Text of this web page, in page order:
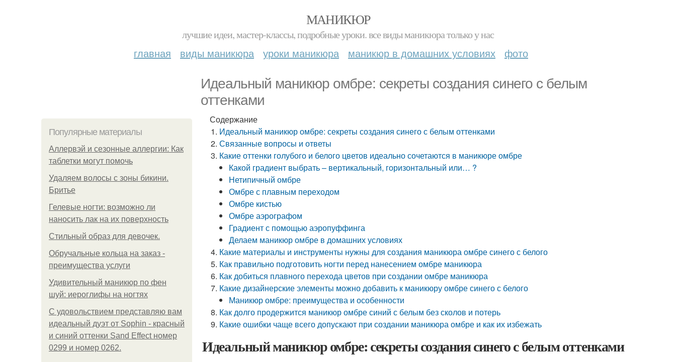
МАНИКЮР
лучшие идеи, мастер-классы, подробные уроки. все виды маникюра только у нас
главная виды маникюра уроки маникюра маникюр в домашних условиях фото
Идеальный маникюр омбре: секреты создания синего с белым
оттенками
Популярные материалы
Аллервэй и сезонные аллергии: Как
таблетки могут помочь
Удаляем волосы с зоны бикини.
Бритье
Гелевые ногти: возможно ли
наносить лак на их поверхность
Стильный образ для девочек.
Обручальные кольца на заказ -
преимущества услуги
Удивительный маникюр по фен
шуй: иероглифы на ногтях
С удовольствием представляю вам
идеальный дуэт от Sophin - красный
и синий оттенки Sand Effect номер
0299 и номер 0262.
Содержание
Идеальный маникюр омбре: секреты создания синего с белым оттенками
Связанные вопросы и ответы
Какие оттенки голубого и белого цветов идеально сочетаются в маникюре омбре
Какой градиент выбрать – вертикальный, горизонтальный или… ?
Нетипичный омбре
Омбре с плавным переходом
Омбре кистью
Омбре аэрографом
Градиент с помощью аэропуффинга
Делаем маникюр омбре в домашних условиях
Какие материалы и инструменты нужны для создания маникюра омбре синего с белого
Как правильно подготовить ногти перед нанесением омбре маникюра
Как добиться плавного перехода цветов при создании омбре маникюра
Какие дизайнерские элементы можно добавить к маникюру омбре синего с белого
Маникюр омбре: преимущества и особенности
Как долго продержится маникюр омбре синий с белым без сколов и потерь
Какие ошибки чаще всего допускают при создании маникюра омбре и как их избежать
Идеальный маникюр омбре: секреты создания синего с белым оттенками